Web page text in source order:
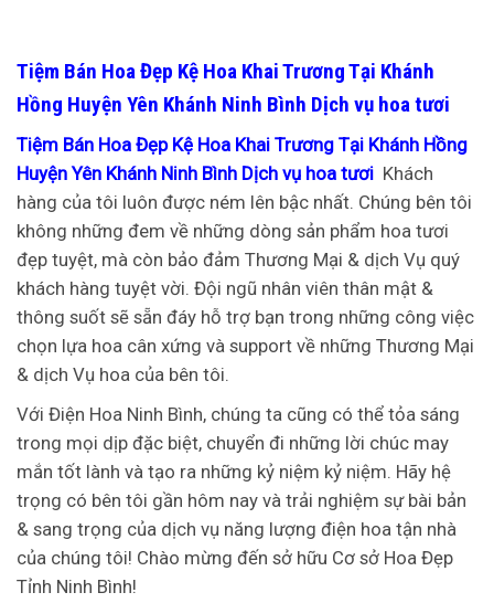
Tiệm Bán Hoa Đẹp Kệ Hoa Khai Trương Tại Khánh
Hồng Huyện Yên Khánh Ninh Bình Dịch vụ hoa tươi
Tiệm Bán Hoa Đẹp Kệ Hoa Khai Trương Tại Khánh Hồng
Huyện Yên Khánh Ninh Bình Dịch vụ hoa tươi Khách
hàng của tôi luôn được ném lên bậc nhất. Chúng bên tôi
không những đem về những dòng sản phẩm hoa tươi
đẹp tuyệt, mà còn bảo đảm Thương Mại & dịch Vụ quý
khách hàng tuyệt vời. Đội ngũ nhân viên thân mật &
thông suốt sẽ sẵn đáy hỗ trợ bạn trong những công việc
chọn lựa hoa cân xứng và support về những Thương Mại
& dịch Vụ hoa của bên tôi.
Với Điện Hoa Ninh Bình, chúng ta cũng có thể tỏa sáng
trong mọi dịp đặc biệt, chuyển đi những lời chúc may
mắn tốt lành và tạo ra những kỷ niệm kỷ niệm. Hãy hệ
trọng có bên tôi gần hôm nay và trải nghiệm sự bài bản
& sang trọng của dịch vụ năng lượng điện hoa tận nhà
của chúng tôi! Chào mừng đến sở hữu Cơ sở Hoa Đẹp
Tỉnh Ninh Bình!